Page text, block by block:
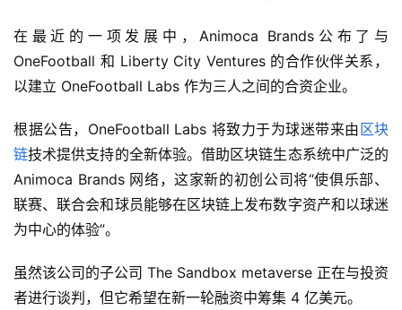
在最近的一项发展中，Animoca Brands公布了与
OneFootball 和 Liberty City Ventures 的合作伙伴关系，
以建立 OneFootball Labs 作为三人之间的合资企业。
根据公告，OneFootball Labs 将致力于为球迷带来由区块
链技术提供支持的全新体验。借助区块链生态系统中广泛的
Animoca Brands 网络，这家新的初创公司将“使俱乐部、
联赛、联合会和球员能够在区块链上发布数字资产和以球迷
为中心的体验”。
虽然该公司的子公司 The Sandbox metaverse 正在与投资
者进行谈判，但它希望在新一轮融资中筹集 4 亿美元。